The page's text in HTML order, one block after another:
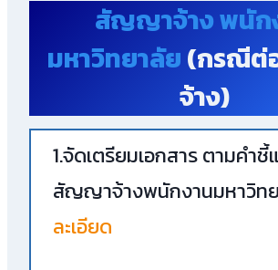
สัญญาจ้าง พนัก
มหาวิทยาลัย(กรณี
จ้าง)
1.จัดเตรียมเอกสาร ตามคำชี้
สัญญาจ้างพนักงานมหาวิท
ละเอียด